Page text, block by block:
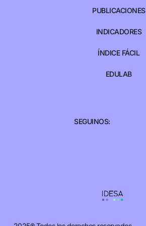
PUBLICACIONES
INDICADORES
ÍNDICE FÁCIL
EDULAB
SEGUINOS: